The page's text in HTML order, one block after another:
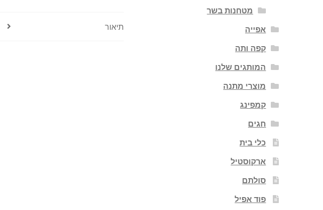
תיאור
מטחנות בשר
אפייה
קפה ותה
המותגים שלנו
מוצרי מתנה
קמפינג
חגים
כלי בית
ארקוסטיל
סולתם
פוד אפיל